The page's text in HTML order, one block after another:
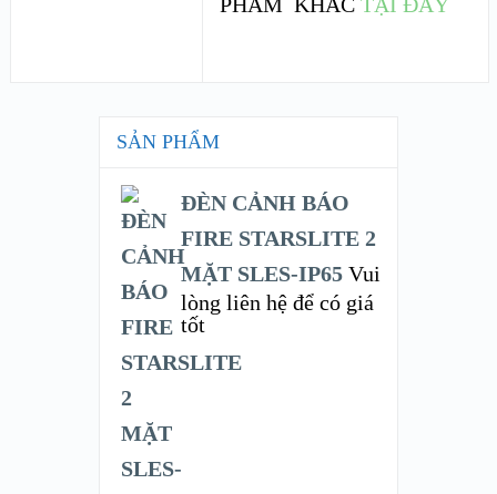
SẢN PHẨM
ĐÈN CẢNH BÁO
FIRE STARSLITE 2
MẶT SLES-IP65 Vui
lòng liên hệ để có giá
tốt